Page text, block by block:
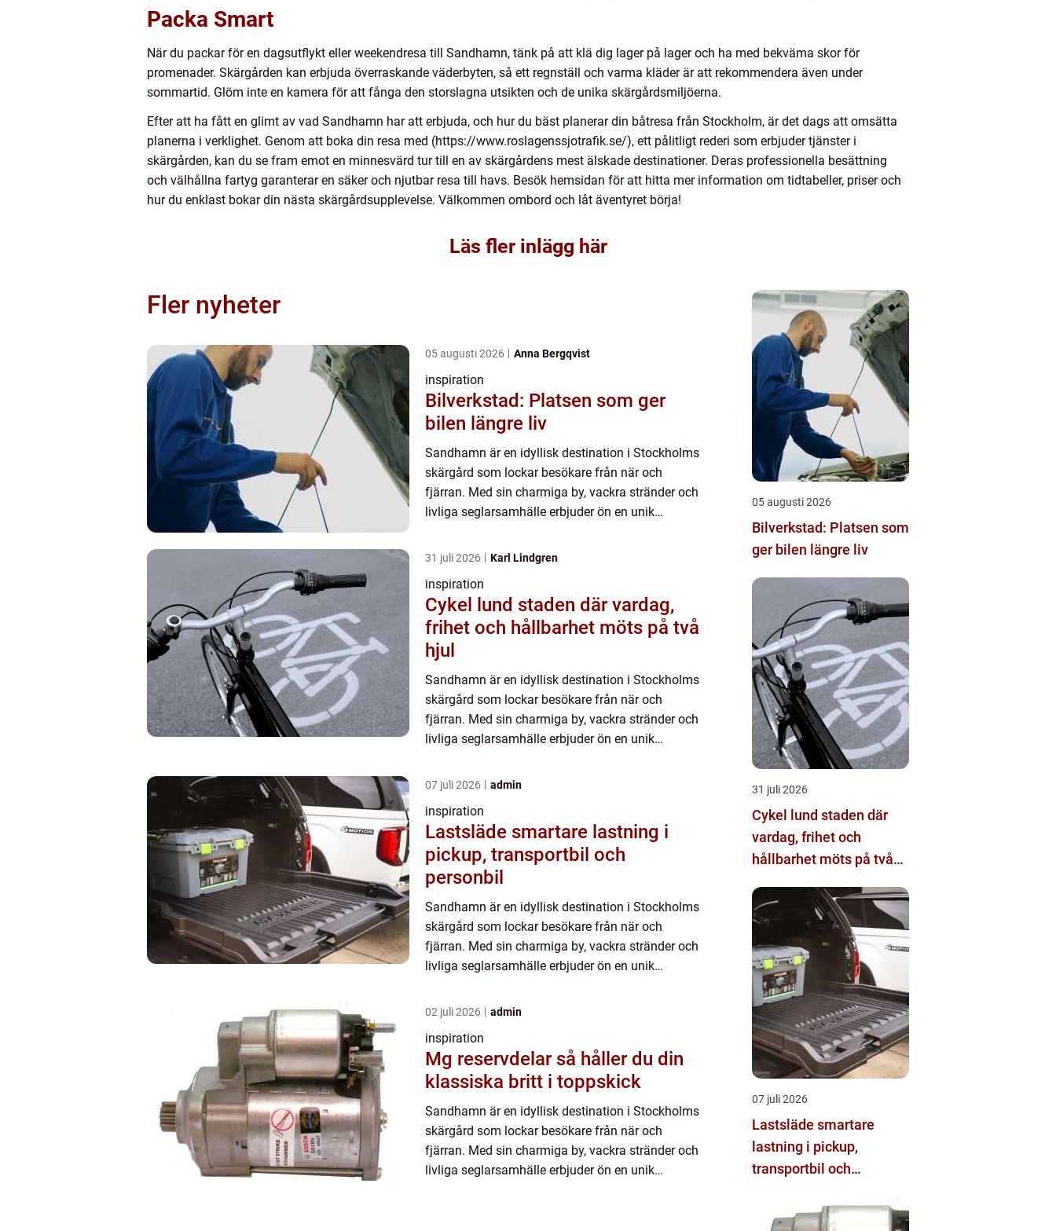
Packa Smart
När du packar för en dagsutflykt eller weekendresa till Sandhamn, tänk på att klä dig lager på lager och ha med bekväma skor för
promenader. Skärgården kan erbjuda överraskande väderbyten, så ett regnställ och varma kläder är att rekommendera även under
sommartid. Glöm inte en kamera för att fånga den storslagna utsikten och de unika skärgårdsmiljöerna.
Efter att ha fått en glimt av vad Sandhamn har att erbjuda, och hur du bäst planerar din båtresa från Stockholm, är det dags att omsätta
planerna i verklighet. Genom att boka din resa med (https://www.roslagenssjotrafik.se/), ett pålitligt rederi som erbjuder tjänster i
skärgården, kan du se fram emot en minnesvärd tur till en av skärgårdens mest älskade destinationer. Deras professionella besättning
och välhållna fartyg garanterar en säker och njutbar resa till havs. Besök hemsidan för att hitta mer information om tidtabeller, priser och
hur du enklast bokar din nästa skärgårdsupplevelse. Välkommen ombord och låt äventyret börja!
Läs fler inlägg här
Fler nyheter
05 augusti 2026 Anna Bergqvist
inspiration
Bilverkstad: Platsen som ger
bilen längre liv
Sandhamn är en idyllisk destination i Stockholms
skärgård som lockar besökare från när och
fjärran. Med sin charmiga by, vackra stränder och
livliga seglarsamhälle erbjuder ön en unik
31 juli 2026 Karl Lindgren
inspiration
Cykel lund staden där vardag,
frihet och hållbarhet möts på två
hjul
Sandhamn är en idyllisk destination i Stockholms
skärgård som lockar besökare från när och
fjärran. Med sin charmiga by, vackra stränder och
livliga seglarsamhälle erbjuder ön en unik
07 juli 2026 admin
inspiration
Lastsläde smartare lastning i
pickup, transportbil och
personbil
Sandhamn är en idyllisk destination i Stockholms
skärgård som lockar besökare från när och
fjärran. Med sin charmiga by, vackra stränder och
livliga seglarsamhälle erbjuder ön en unik
02 juli 2026 admin
inspiration
Mg reservdelar så håller du din
klassiska britt i toppskick
Sandhamn är en idyllisk destination i Stockholms
skärgård som lockar besökare från när och
fjärran. Med sin charmiga by, vackra stränder och
livliga seglarsamhälle erbjuder ön en unik
05 augusti 2026
Bilverkstad: Platsen som
ger bilen längre liv
31 juli 2026
Cykel lund staden där
vardag, frihet och
hållbarhet möts på två
07 juli 2026
Lastsläde smartare
lastning i pickup,
transportbil och